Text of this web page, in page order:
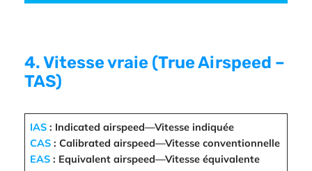
4. Vitesse vraie (True Airspeed –
TAS)
IAS : Indicated airspeed—Vitesse indiquée
CAS : Calibrated airspeed—Vitesse conventionnelle
EAS : Equivalent airspeed—Vitesse équivalente